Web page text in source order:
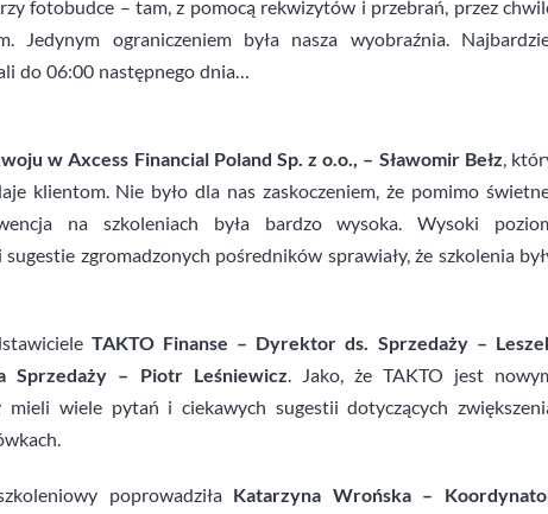
fotobudce – tam, z pomocą rekwizytów i przebrań, przez
Jedynym ograniczeniem była nasza wyobraźnia.
do 06:00 następnego dnia…
w Axcess Financial Poland Sp. z o.o., – Sławomir Bełz,
klientom. Nie było dla nas zaskoczeniem, że pomimo
na szkoleniach była bardzo wysoka. Wysoki
zgromadzonych pośredników sprawiały, że szkolenia
TAKTO Finanse – Dyrektor ds. Sprzedaży –
Sprzedaży – Piotr Leśniewicz. Jako, że TAKTO jest
wiele pytań i ciekawych sugestii dotyczących
poprowadziła Katarzyna Wrońska –